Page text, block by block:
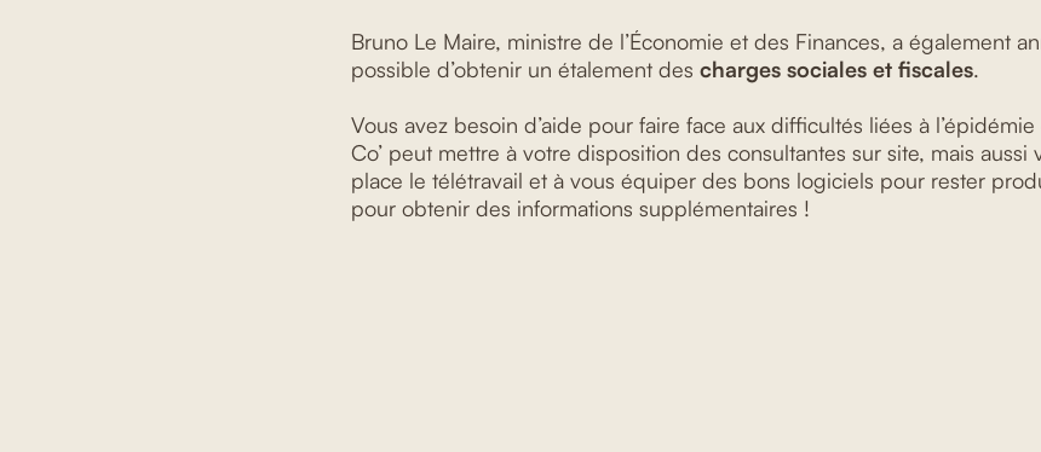
Bruno Le Maire, ministre de l’Économie et des Finances, a également
possible d’obtenir un étalement des charges sociales et fiscales.
Vous avez besoin d’aide pour faire face aux difficultés liées à
Co’ peut mettre à votre disposition des consultantes sur site, mais aussi
place le télétravail et à vous équiper des bons logiciels pour rester
pour obtenir des informations supplémentaires !